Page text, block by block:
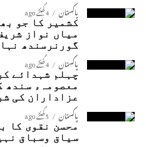
پاکستان 4 گھنٹے ago
کشمیر کا جو
میاں نواز
گورنرسندھ
پاکستان 4 گھنٹے ago
چہلم شہدائے
معصومہء سندھ
عزاداران کی
پاکستان 5 گھنٹے ago
محسن نقوی کا
سیاق وسباق